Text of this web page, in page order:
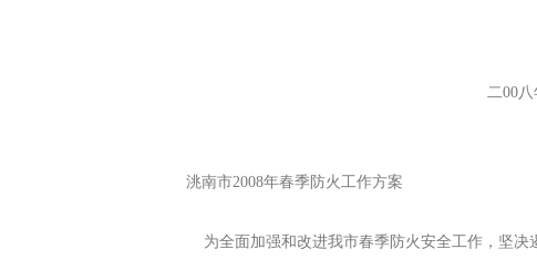
二00八年四月
洮南市2008年春季防火工作方案
为全面加强和改进我市春季防火安全工作，坚决